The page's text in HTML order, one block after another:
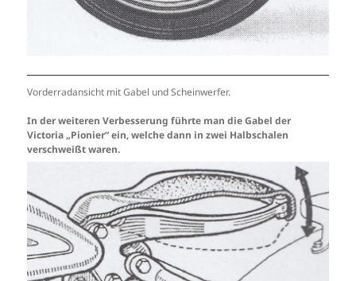
Vorderradansicht mit Gabel und Scheinwerfer.
In der weiteren Verbesserung führte man die Gabel der
Victoria „Pionier“ ein, welche dann in zwei Halbschalen
verschweißt waren.